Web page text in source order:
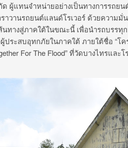
ผู้แทนจำหน่ายอย่างเป็นทางการรถยน
าวานรถยนต์แลนด์โรเวอร์ ด้วยความ
นทางสู่ภาคใต้ในขณะนี้ เพื่อนำรถบรรทุ
ระสบอุทกภัยในภาคใต้ ภายใต้ชื่อ “โค
For The Flood” ที่วัดบางไทรและ